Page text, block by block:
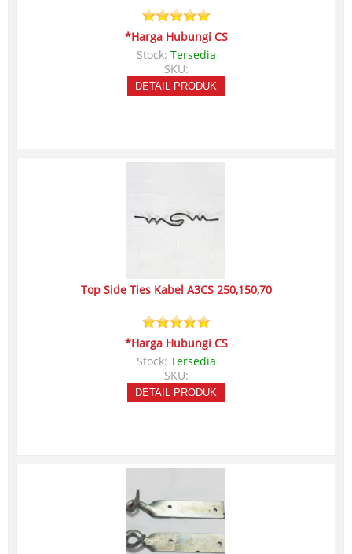
*Harga Hubungi CS
Stock: Tersedia
SKU:
DETAIL PRODUK
Top Side Ties Kabel A3CS 250,150,70
*Harga Hubungi CS
Stock: Tersedia
SKU:
DETAIL PRODUK